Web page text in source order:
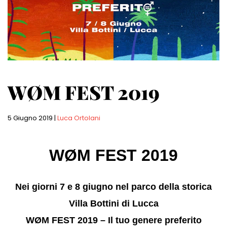
WØM FEST 2019
5 Giugno 2019 | Luca Ortolani
WØM FEST 2019
Nei giorni 7 e 8 giugno nel parco della storica
Villa Bottini di Lucca
WØM FEST 2019 – Il tuo genere preferito